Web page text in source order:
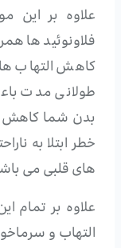
علاوه بر این
فلاونوئید ها
کاهش التهاب
طولانی مدت
بدن شما کاهش
خطر ابتلا به
های قلبی می
علاوه بر تمام
التهاب و